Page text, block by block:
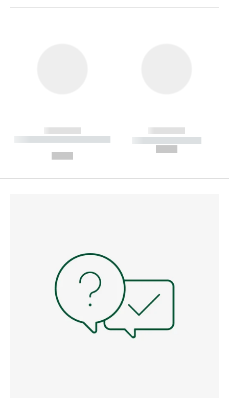
------------
----------- ----------- --------
------------
----------- -----------